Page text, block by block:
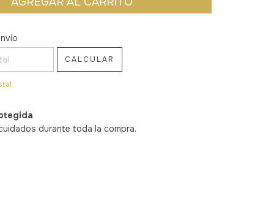
CALCULAR
durante toda la compra.